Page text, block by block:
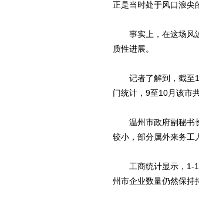
正是当时处于风口浪尖
事实上，在这场风波
质性进展。
记者了解到，截至10
门统计，9至10月该市
温州市政府副秘书长
较小，部分属外来务工
工商统计显示，1-10
州市企业数量仍然保持